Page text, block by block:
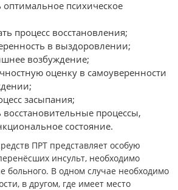
оптимальное психическое
процесс восстановления;
в выздоровлении;
возбуждение;
оценку в самоуверенности
засыпания;
восстановительные процессы,
состояние.
ПРТ представляет особую
инсульт, необходимо
больного. В одном случае необходимо
в другом, где имеет место